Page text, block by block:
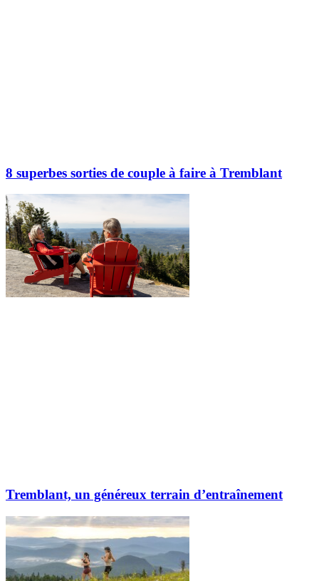
8 superbes sorties de couple à faire à Tremblant
Tremblant, un généreux terrain d’entraînement